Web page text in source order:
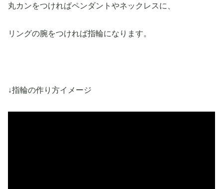
丸カンをつければペンダントやネックレスに、
リングの腕をつければ指輪になります。
↓指輪の作り方イメージ